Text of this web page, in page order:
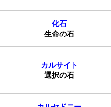
化石
生命の石
カルサイト
選択の石